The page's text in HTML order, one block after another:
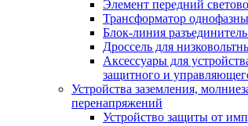
Элемент передний
Трансформатор
Блок-линия
Дроссель для
Аксессуары для
защитного и
Устройства заземления,
перенапряжений
Устройство защиты от